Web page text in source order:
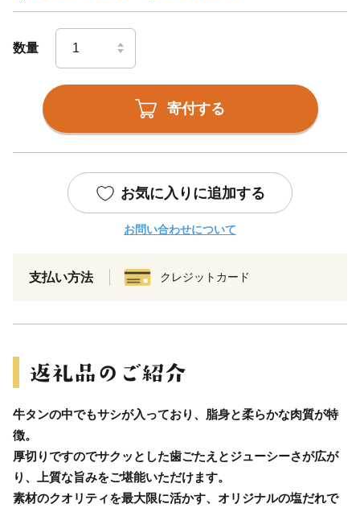
数量
寄付する
お気に入りに追加する
お問い合わせについて
支払い方法 クレジットカード
牛タンの中でもサシが入っており、脂身と柔らかな肉質が特
徴。
厚切りですのでサクッとした歯ごたえとジューシーさが広が
り、上質な旨みをご堪能いただけます。
素材のクオリティを最大限に活かす、オリジナルの塩だれで